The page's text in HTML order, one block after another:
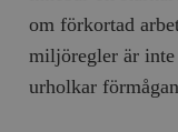
om förkortad
miljöregler är
urholkar